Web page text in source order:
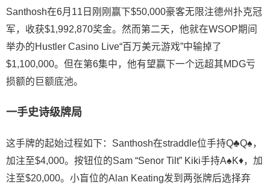
Santhosh在6月11日刚刚赢下$50,000豪客无限注德州扑克冠
军，收获$1,992,870奖金。然而第二天，他就在WSOP期间
举办的Hustler Casino Live“百万美元游戏”中输掉了
$1,100,000。但在第6集中，他有望赢下一个远超其MDG亏
损额的巨额底池。
一手史诗级牌局
这手牌的起始过程如下：Santhosh在straddle位手持Q♣Q♠，
加注至$4,000。按钮位的Sam “Senor Tilt” Kiki手持A♠K♦，加
注至$20,000。小盲位的Alan Keating发到两张牌后选择弃